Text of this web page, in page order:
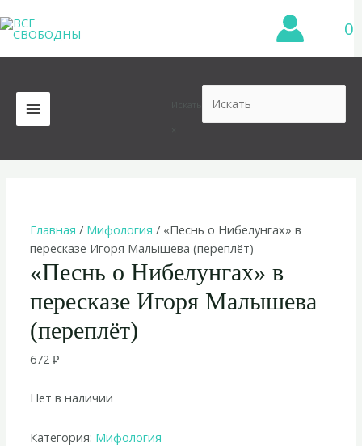
к
содержимому
0
MAIN
MENU
Главная / Мифология / «Песнь о Нибелунгах» в
пересказе Игоря Малышева (переплёт)
«Песнь о Нибелунгах» в
пересказе Игоря Малышева
(переплёт)
672₽
Нет в наличии
Категория: Мифология